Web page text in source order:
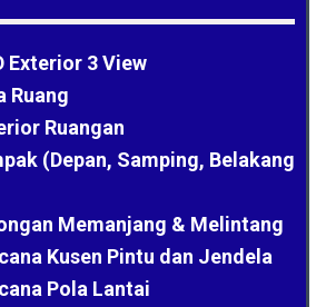
Exterior 3 View
Ruang
Ruangan
(Depan, Samping, Belakang
Memanjang & Melintang
Kusen Pintu dan Jendela
Pola Lantai